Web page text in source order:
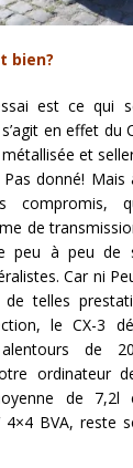
bien?
est ce qui
en effet du
et
donné!
de
peu à peu de
Car ni
telles
le CX-3
de
ordinateur
de
4×4 BVA, reste